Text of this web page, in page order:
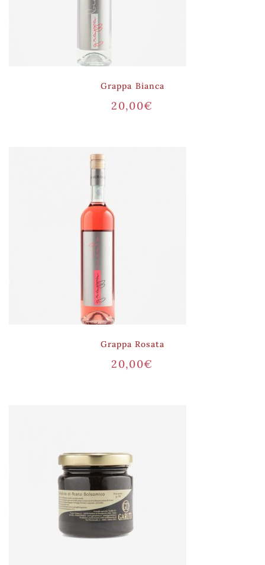
Grappa Bianca
20,00€
Grappa Rosata
20,00€